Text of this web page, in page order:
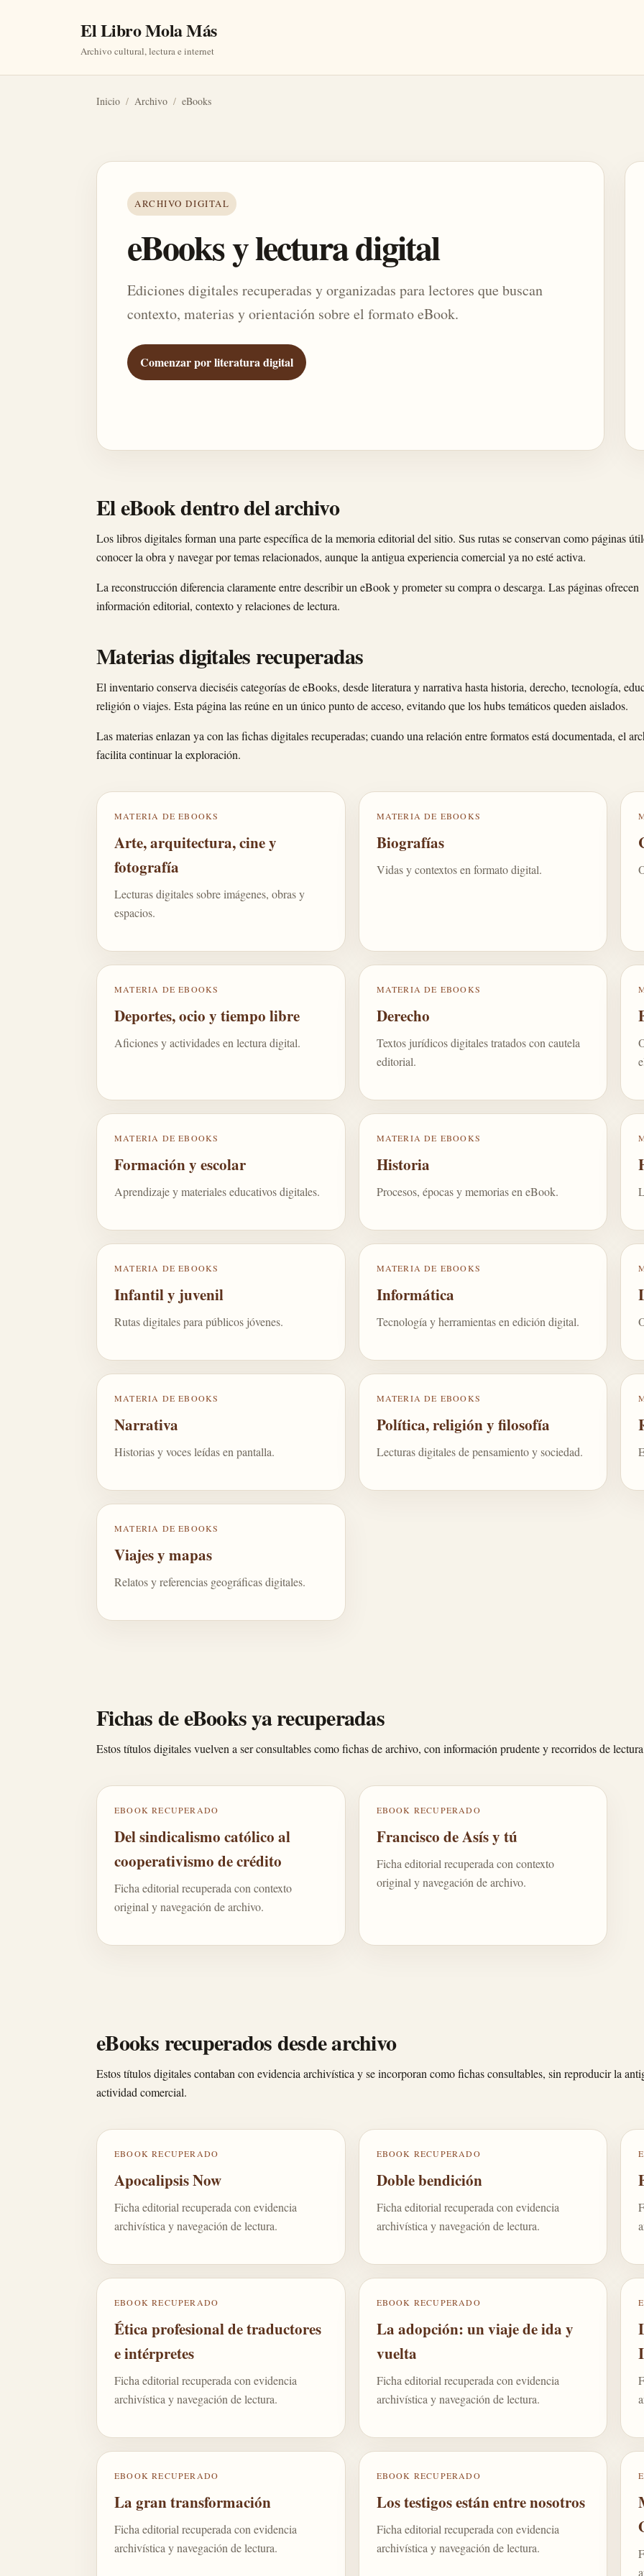
El Libro Mola Más
Archivo cultural, lectura e internet
Inicio / Archivo / eBooks
ARCHIVO DIGITAL
eBooks y lectura digital
Ediciones digitales recuperadas y organizadas para lectores que buscan
contexto, materias y orientación sobre el formato eBook.
Comenzar por literatura digital
El eBook dentro del archivo
Los libros digitales forman una parte específica de la memoria editorial del sitio. Sus rutas se conservan como páginas
conocer la obra y navegar por temas relacionados, aunque la antigua experiencia comercial ya no esté activa.
La reconstrucción diferencia claramente entre describir un eBook y prometer su compra o descarga. Las páginas ofrecen
información editorial, contexto y relaciones de lectura.
Materias digitales recuperadas
El inventario conserva dieciséis categorías de eBooks, desde literatura y narrativa hasta historia, derecho, tecnología,
religión o viajes. Esta página las reúne en un único punto de acceso, evitando que los hubs temáticos queden aislados.
Las materias enlazan ya con las fichas digitales recuperadas; cuando una relación entre formatos está documentada, el
facilita continuar la exploración.
MATERIA DE EBOOKS
Arte, arquitectura, cine y
fotografía
Lecturas digitales sobre imágenes, obras y
espacios.
MATERIA DE EBOOKS
Biografías
Vidas y contextos en formato digital.
MATERIA DE EBOOKS
Deportes, ocio y tiempo libre
Aficiones y actividades en lectura digital.
MATERIA DE EBOOKS
Derecho
Textos jurídicos digitales tratados con cautela
editorial.
MATERIA DE EBOOKS
Formación y escolar
Aprendizaje y materiales educativos digitales.
MATERIA DE EBOOKS
Historia
Procesos, épocas y memorias en eBook.
MATERIA DE EBOOKS
Infantil y juvenil
Rutas digitales para públicos jóvenes.
MATERIA DE EBOOKS
Informática
Tecnología y herramientas en edición digital.
MATERIA DE EBOOKS
Narrativa
Historias y voces leídas en pantalla.
MATERIA DE EBOOKS
Política, religión y filosofía
Lecturas digitales de pensamiento y sociedad.
MATERIA DE EBOOKS
Viajes y mapas
Relatos y referencias geográficas digitales.
Fichas de eBooks ya recuperadas
Estos títulos digitales vuelven a ser consultables como fichas de archivo, con información prudente y recorridos de
EBOOK RECUPERADO
Del sindicalismo católico al
cooperativismo de crédito
Ficha editorial recuperada con contexto
original y navegación de archivo.
EBOOK RECUPERADO
Francisco de Asís y tú
Ficha editorial recuperada con contexto
original y navegación de archivo.
eBooks recuperados desde archivo
Estos títulos digitales contaban con evidencia archivística y se incorporan como fichas consultables, sin reproducir la
actividad comercial.
EBOOK RECUPERADO
Apocalipsis Now
Ficha editorial recuperada con evidencia
archivística y navegación de lectura.
EBOOK RECUPERADO
Doble bendición
Ficha editorial recuperada con evidencia
archivística y navegación de lectura.
EBOOK RECUPERADO
Ética profesional de traductores
e intérpretes
Ficha editorial recuperada con evidencia
archivística y navegación de lectura.
EBOOK RECUPERADO
La adopción: un viaje de ida y
vuelta
Ficha editorial recuperada con evidencia
archivística y navegación de lectura.
EBOOK RECUPERADO
La gran transformación
Ficha editorial recuperada con evidencia
archivística y navegación de lectura.
EBOOK RECUPERADO
Los testigos están entre nosotros
Ficha editorial recuperada con evidencia
archivística y navegación de lectura.